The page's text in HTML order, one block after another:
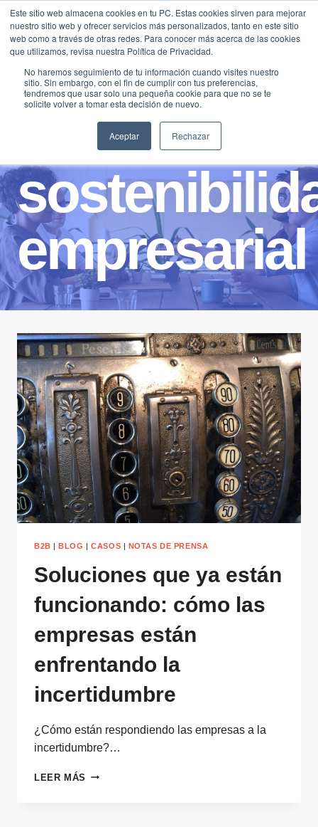
Este sitio web almacena cookies en tu PC. Estas cookies sirven para mejorar
nuestro sitio web y ofrecer servicios más personalizados, tanto en este sitio
web como a través de otras redes. Para conocer más acerca de las cookies
que utilizamos, revisa nuestra Política de Privacidad.
No haremos seguimiento de tu información cuando visites nuestro
sitio. Sin embargo, con el fin de cumplir con tus preferencias,
tendremos que usar solo una pequeña cookie para que no se te
solicite volver a tomar esta decisión de nuevo.
Aceptar Rechazar
Saltar
contenido
empresarial
B2B |BLOG |CASOS | NOTAS DE PRENSA
Soluciones que ya están
funcionando: cómo las
empresas están
enfrentando la
incertidumbre
¿Cómo están respondiendo las empresas a la
incertidumbre?…
LEER MÁS SOLUCIONES
Traducir »